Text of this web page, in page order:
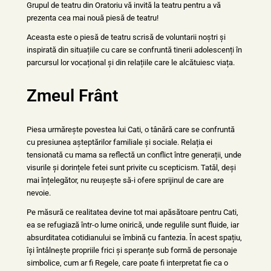
Grupul de teatru din Oratoriu vă invită la teatru pentru a vă
prezenta cea mai nouă piesă de teatru!
Aceasta este o piesă de teatru scrisă de voluntarii noștri și
inspirată din situațiile cu care se confruntă tinerii adolescenți în
parcursul lor vocațional și din relațiile care le alcătuiesc viața.
Zmeul Frânt
Piesa urmărește povestea lui Cati, o tânără care se confruntă
cu presiunea așteptărilor familiale și sociale. Relația ei
tensionată cu mama sa reflectă un conflict între generații, unde
visurile și dorințele fetei sunt privite cu scepticism. Tatăl, deși
mai înțelegător, nu reușește să-i ofere sprijinul de care are
nevoie.
Pe măsură ce realitatea devine tot mai apăsătoare pentru Cati,
ea se refugiază într-o lume onirică, unde regulile sunt fluide, iar
absurditatea cotidianului se îmbină cu fantezia. În acest spațiu,
își întâlnește propriile frici și speranțe sub formă de personaje
simbolice, cum ar fi Regele, care poate fi interpretat fie ca o